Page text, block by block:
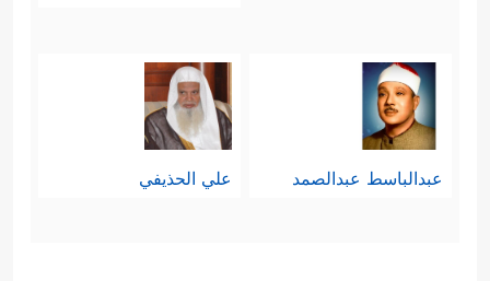
عبدالباسط عبدالصمد علي الحذيفي